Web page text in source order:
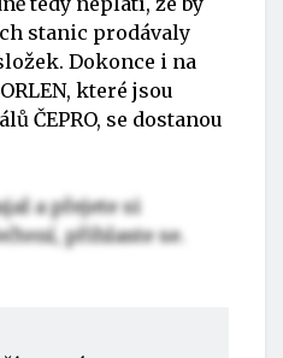
stanic prodávaly
Dokonce i na
které jsou
ČEPRO, se dostanou
a přejete si
přihlaste se.